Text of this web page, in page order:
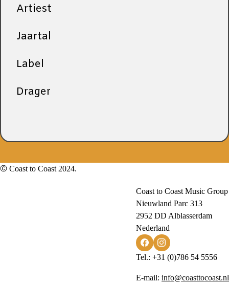
Artiest
Jaartal
Label
Drager
© Coast to Coast 2024.
Coast to Coast Music Group
Nieuwland Parc 313
2952 DD Alblasserdam
Nederland
Tel.: +31 (0)786 54 5556
E-mail: info@coasttocoast.nl